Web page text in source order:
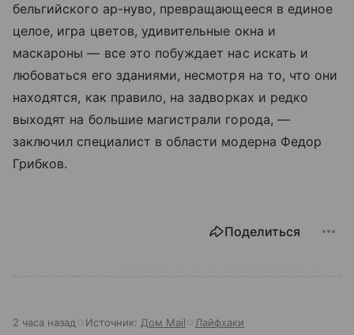
бельгийского ар-нуво, превращающееся в единое
целое, игра цветов, удивительные окна и
маскароны — все это побуждает нас искать и
любоваться его зданиями, несмотря на то, что они
находятся, как правило, на задворках и редко
выходят на большие магистрали города, —
заключил специалист в области модерна Федор
Грибков.
Поделиться
2 часа назад Источник: Дом Mail Лайфхаки